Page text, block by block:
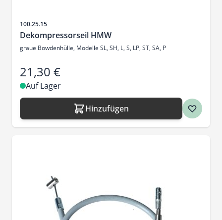
Artikelnr.
100.25.15
Dekompressorseil HMW
graue Bowdenhülle, Modelle SL, SH, L, S, LP, ST, SA, P
21,30 €
Auf Lager
Hinzufügen